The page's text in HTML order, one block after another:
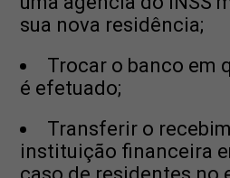
sua nova residência;
Trocar o banco em
é efetuado;
Transferir o
instituição financeira